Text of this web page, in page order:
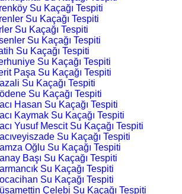
Su Kaçağı Tespiti
Su Kaçağı Tespiti
Su Kaçağı Tespiti
Su Kaçağı Tespiti
Su Kaçağı Tespiti
Su Kaçağı Tespiti
Paşa Su Kaçağı Tespiti
Su Kaçağı Tespiti
Su Kaçağı Tespiti
Hasan Su Kaçağı Tespiti
Kaymak Su Kaçağı Tespiti
Yusuf Mescit Su Kaçağı Tespiti
Su Kaçağı Tespiti
Oğlu Su Kaçağı Tespiti
Başı Su Kaçağı Tespiti
Su Kaçağı Tespiti
Su Kaçağı Tespiti
Çelebi Su Kaçağı Tespiti